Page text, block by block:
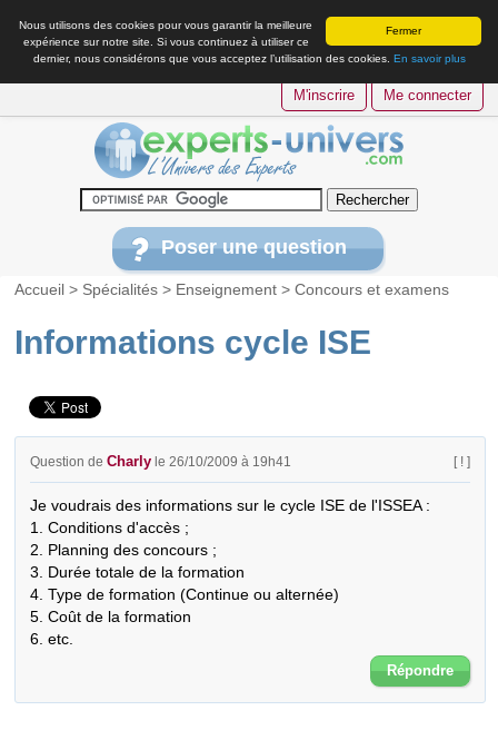
Fermer
Nous utilisons des cookies pour vous garantir la meilleure
expérience sur notre site. Si vous continuez à utiliser ce
dernier, nous considérons que vous acceptez l’utilisation des cookies. En savoir plus
M'inscrire Me connecter
Poser une question
Accueil > Spécialités > Enseignement >Concours et examens
Informations cycle ISE
Question deCharly le 26/10/2009 à 19h41 [ ! ]
Je voudrais des informations sur le cycle ISE de l'ISSEA :
1. Conditions d'accès ;
2. Planning des concours ;
3. Durée totale de la formation
4. Type de formation (Continue ou alternée)
5. Coût de la formation
6. etc.
Répondre